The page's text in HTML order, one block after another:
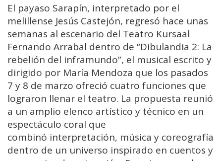
El payaso Sarapín, interpretado por el
melillense Jesús Castejón, regresó hace unas
semanas al escenario del Teatro Kursaal
Fernando Arrabal dentro de “Dibulandia 2: La
rebelión del inframundo”, el musical escrito y
dirigido por María Mendoza que los pasados
7 y 8 de marzo ofreció cuatro funciones que
lograron llenar el teatro. La propuesta reunió
a un amplio elenco artístico y técnico en un
espectáculo coral que
combinó interpretación, música y coreografía
dentro de un universo inspirado en cuentos y